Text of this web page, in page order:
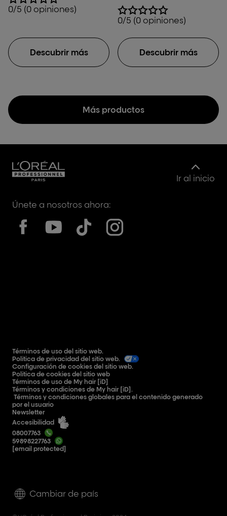
0/5 (0 opiniones)
Descubrir más
0/5 (0 opiniones)
Descubrir más
Más productos
Ir al inicio
Únete a nosotros ahora:
Cambiar de país
Términos de uso del sitio web.
Política de privacidad del sitio web.
Configuración de cookies del sitio web.
Política de cookies del sitio web
Términos de uso de My hair [iD]
Términos y condiciones de My hair [iD].
Términos y condiciones globales para el contenido generado
por el usuario
Newsletter
Accesibilidad
08007763
59898227763
[email protected]